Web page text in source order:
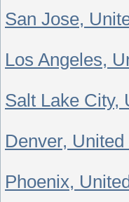
San Jose,
Los Angeles,
Salt Lake City,
Denver, United
Phoenix,